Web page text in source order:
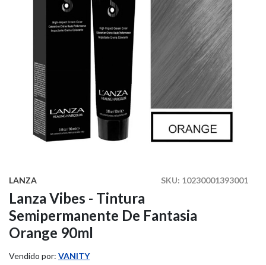
SKU: 10230001393001
LANZA
Lanza Vibes - Tintura
Semipermanente De Fantasia
Orange 90ml
Vendido por: VANITY